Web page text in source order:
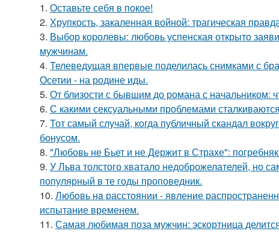
1. Оставьте себя в покое!
2. Хрупкость, закаленная войной: трагическая
3. Выбор королевы: любовь успенская открыто
мужчинам.
4. Телеведущая впервые поделилась снимками с
Осетии - на родине иды.
5. От близости с бывшим до романа с начальником:
6. С какими сексуальными проблемами
7. Тот самый случай, когда публичный скандал
бонусом.
8. "Любовь не Бьет и не Держит в Страхе":
9. У Льва толстого хватало недоброжелателей, но
популярный в те годы проповедник.
10. Любoвь нa расстоянии - явление
испытание временем.
11. Самая любимая поза мужчин: эскортница